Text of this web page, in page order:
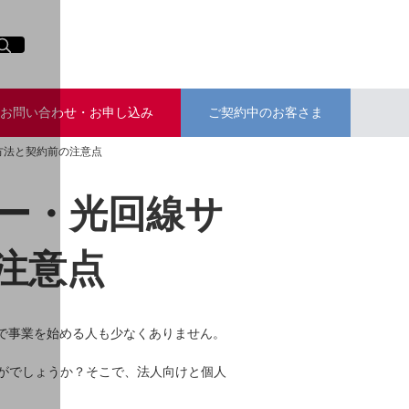
ト内検索
お問い合わせ・お申し込み ご契約中のお客さま
と契約前の注意点
・光回線サ
意点
業を始める人も少なくありません。
しょうか？そこで、法人向けと個人